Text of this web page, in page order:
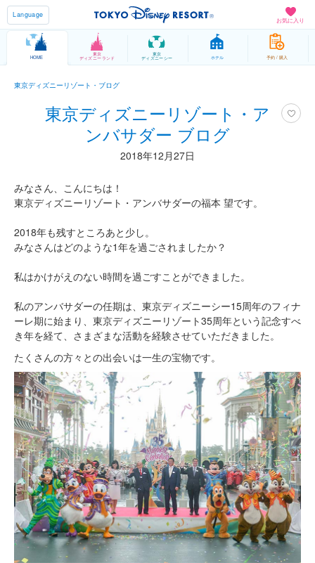
お気に入り
Language
HOME
東京
ディズニーランド
東京
ディズニーシー ホテル 予約 / 購入
東京ディズニーリゾート・ブログ
東京ディズニーリゾート・ア
ンバサダー ブログ
2018年12月27日
みなさん、こんにちは！
東京ディズニーリゾート・アンバサダーの福本 望です。
2018年も残すところあと少し。
みなさんはどのような1年を過ごされましたか？
私はかけがえのない時間を過ごすことができました。
私のアンバサダーの任期は、東京ディズニーシー15周年のフィナ
ーレ期に始まり、東京ディズニーリゾート35周年という記念すべ
き年を経て、さまざまな活動を経験させていただきました。
たくさんの方々との出会いは一生の宝物です。